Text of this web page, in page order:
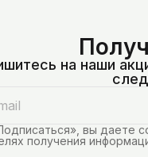
на наши
вы даете
получения